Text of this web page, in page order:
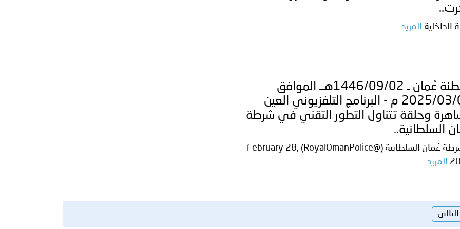
الداخلية المزيد
سلطنة عُمان ـ 1446/09/02هــ الموافق
2025/03/02 م - البرنامج التلفزيوني العين
وحلقة تتناول التطور التقني في شرطة
السلطانية..
— شرطة عُمان السلطانية (@RoyalOmanPolice) February 28,
المزيد
التالي